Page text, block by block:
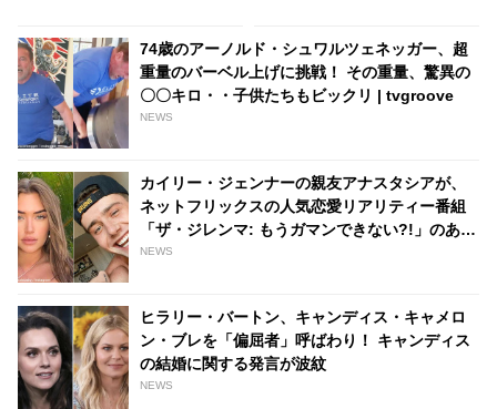
ついて明かす - tvgroove
［動画あり］ - tvgroove
74歳のアーノルド・シュワルツェネッガー、超
重量のバーベル上げに挑戦！ その重量、驚異の
〇〇キロ・・子供たちもビックリ | tvgroove
NEWS
カイリー・ジェンナーの親友アナスタシアが、
ネットフリックスの人気恋愛リアリティー番組
「ザ・ジレンマ: もうガマンできない?!」のあの
人と交際！？ ファンたちがそう予想する理由と
NEWS
ヒラリー・バートン、キャンディス・キャメロ
ン・ブレを「偏屈者」呼ばわり！ キャンディス
の結婚に関する発言が波紋
NEWS